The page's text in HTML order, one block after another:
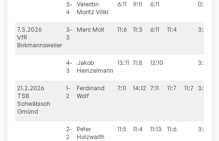
3-
4
Valentin
Moritz Völkl
6:11 9:11 6:11 0:3
7.3.2026
VfR
Birkmannsweiler
3-
3
Marc Moll 11:6 11:3 6:11 11:4 3:1
4-
3
Jakob
Heinzelmann
13:11 11:8 12:10 3:0
21.2.2026
TSB
Schwäbisch
Gmünd
1-
2
Ferdinand
Wolf
7:11 14:12 7:11 11:7 11:7 3:2
2-
2
Peter
Holzwarth
11:5 11:4 11:13 11:6 3:1